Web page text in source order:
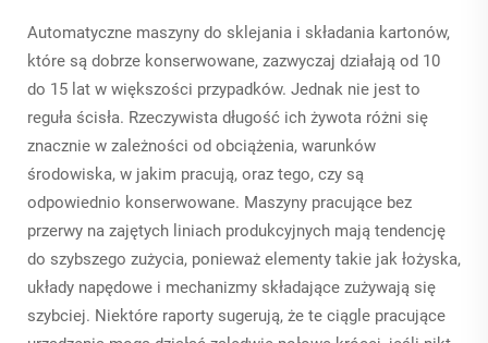
Automatyczne maszyny do sklejania i składania kartonów,
które są dobrze konserwowane, zazwyczaj działają od 10
do 15 lat w większości przypadków. Jednak nie jest to
reguła ścisła. Rzeczywista długość ich żywota różni się
znacznie w zależności od obciążenia, warunków
środowiska, w jakim pracują, oraz tego, czy są
odpowiednio konserwowane. Maszyny pracujące bez
przerwy na zajętych liniach produkcyjnych mają tendencję
do szybszego zużycia, ponieważ elementy takie jak łożyska,
układy napędowe i mechanizmy składające zużywają się
szybciej. Niektóre raporty sugerują, że te ciągle pracujące